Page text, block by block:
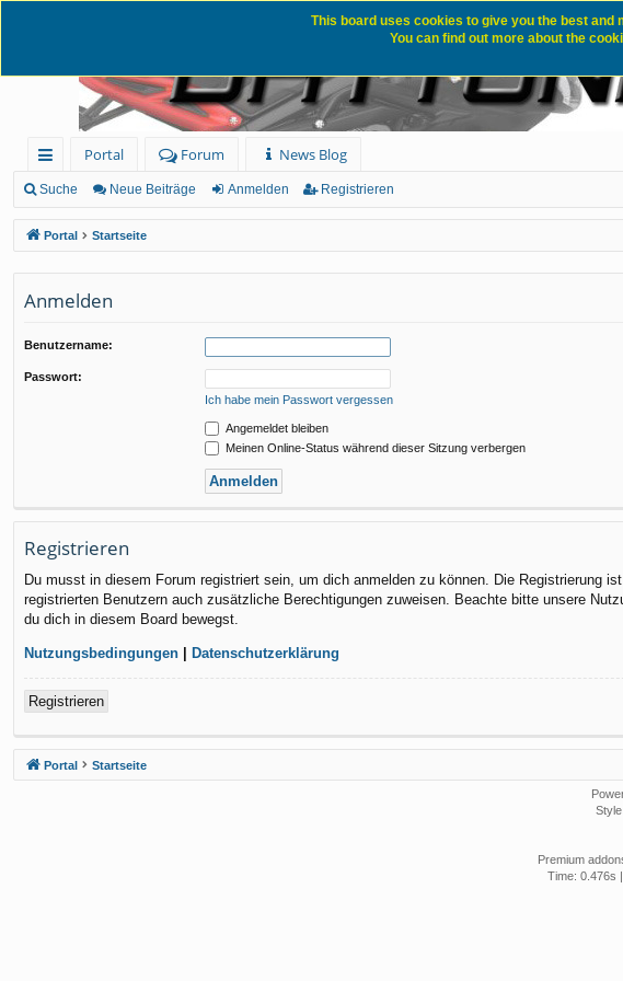
ch
ne
llz
Portal Forum News Blog
Suche Neue Beiträge Anmelden Registrieren
Portal Startseite
Anmelden
Benutzername:
Passwort:
Ich habe mein Passwort vergessen
Angemeldet bleiben
Meinen Online-Status während dieser Sitzung verbergen
Registrieren
Du musst in diesem Forum registriert sein, um dich anmelden zu können. Die Registrierung
registrierten Benutzern auch zusätzliche Berechtigungen zuweisen. Beachte bitte unsere
du dich in diesem Board bewegst.
Nutzungsbedingungen | Datenschutzerklärung
Registrieren
This board uses cookies to give you the best
You can find out more about the
Portal Startseite
Premium
Time: 0.476s |